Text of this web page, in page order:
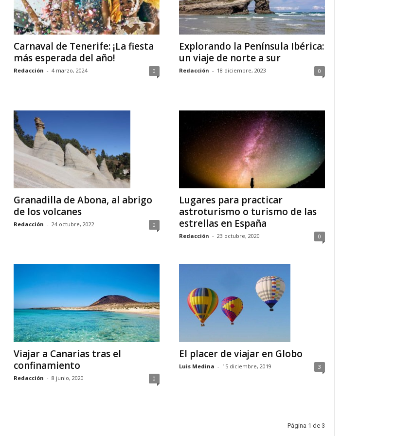
Carnaval de Tenerife: ¡La fiesta
más esperada del año!
Redacción - 4 marzo, 2024 0
Explorando la Península Ibérica:
un viaje de norte a sur
Redacción - 18 diciembre, 2023 0
Granadilla de Abona, al abrigo
de los volcanes
Redacción - 24 octubre, 2022 0
Lugares para practicar
astroturismo o turismo de las
estrellas en España
Redacción - 23 octubre, 2020 0
Viajar a Canarias tras el
confinamiento
Redacción - 8 junio, 2020 0
El placer de viajar en Globo
Luis Medina - 15 diciembre, 2019 3
Página 1 de 3